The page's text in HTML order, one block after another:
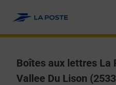
Boîtes aux lettres La
Vallee Du Lison